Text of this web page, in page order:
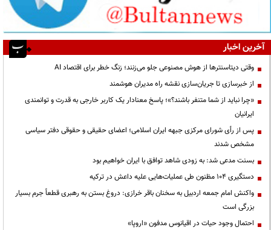
آخرین اخبار
وقتی دیتاسنترها از هوش مصنوعی جلو می‌زنند؛ زنگ خطر برای اقتصاد AI
از خبرسازی تا جریان‌سازی نقشه راه مدیران هوشمند
«چرا نباید از شما متنفر باشند؟»؛ پاسخ معنادار یک کاربر خارجی به قدرت و توانمندی
ایرانیان
پس از رأی شورای مرکزی جبهه ایران اسلامی؛ اعضای حقیقی و حقوقی دفتر سیاسی
مشخص شدند
بسنت مدعی شد: به زودی شاهد توافق با ایران خواهیم بود
دستگیری ۱۰۴ مظنون طی عملیات‌هایی علیه داعش در ترکیه
واکنش امام جمعه اردبیل به سخنان باقر خرازی: دروغ بستن به رهبری قطعاً جرم بسیار
بزرگی است
احتمال وجود حیات در اقیانوس مدفون «اروپا»